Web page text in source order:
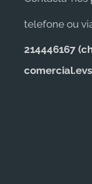
telefone ou
214446167 (c